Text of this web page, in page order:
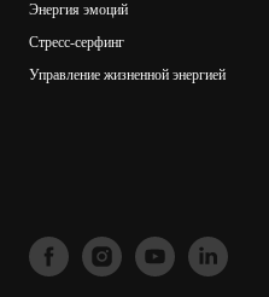
Энергия эмоций
Стресс-серфинг
Управление жизненной энергией